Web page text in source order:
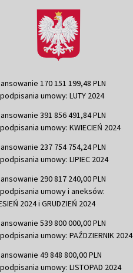
170 151 199,48 PLN
umowy: LUTY 2024
391 856 491,84 PLN
umowy: KWIECIEŃ 2024
237 754 754,24 PLN
umowy: LIPIEC 2024
290 817 240,00 PLN
umowy i aneksów:
2024 i GRUDZIEŃ 2024
539 800 000,00 PLN
umowy: PAŹDZIERNIK 2024
49 848 800,00 PLN
umowy: LISTOPAD 2024